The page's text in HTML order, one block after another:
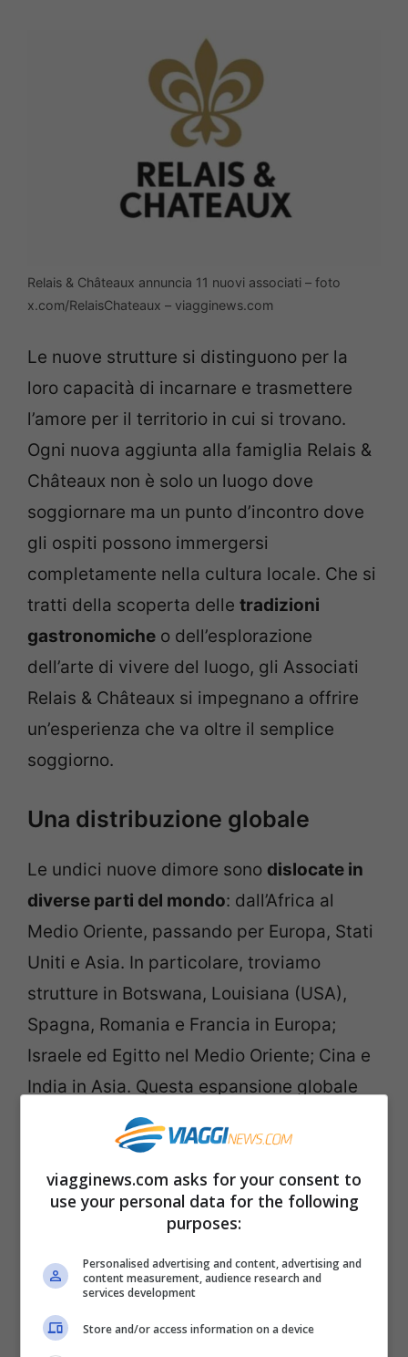
Relais & Châteaux annuncia 11 nuovi associati – foto
x.com/RelaisChateaux – viagginews.com
Le nuove strutture si distinguono per la
loro capacità di incarnare e trasmettere
l’amore per il territorio in cui si trovano.
Ogni nuova aggiunta alla famiglia Relais &
Châteaux non è solo un luogo dove
soggiornare ma un punto d’incontro dove
gli ospiti possono immergersi
completamente nella cultura locale. Che si
tratti della scoperta delle tradizioni
gastronomiche o dell’esplorazione
dell’arte di vivere del luogo, gli Associati
Relais & Châteaux si impegnano a offrire
un’esperienza che va oltre il semplice
soggiorno.
Una distribuzione globale
Le undici nuove dimore sono dislocate in
diverse parti del mondo: dall’Africa al
Medio Oriente, passando per Europa, Stati
Uniti e Asia. In particolare, troviamo
strutture in Botswana, Louisiana (USA),
Spagna, Romania e Francia in Europa;
Israele ed Egitto nel Medio Oriente; Cina e
India in Asia. Questa espansione globale
testimonia l’impegno di Relais & Châteaux
a promuovere una visione dell’ospitalità
che sia veramente internazionale ma
profondamente radicata nelle realtà locali.
viagginews.com asks for your consent to
use your personal data for the following
purposes:
Personalised advertising and content, advertising and
content measurement, audience research and
services development
Store and/or access information on a device